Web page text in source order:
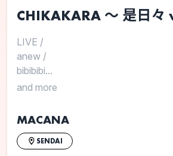
CHIKAKARA 〜 是日々
LIVE /
anew /
bibibibi...
and more
MACANA
SENDAI